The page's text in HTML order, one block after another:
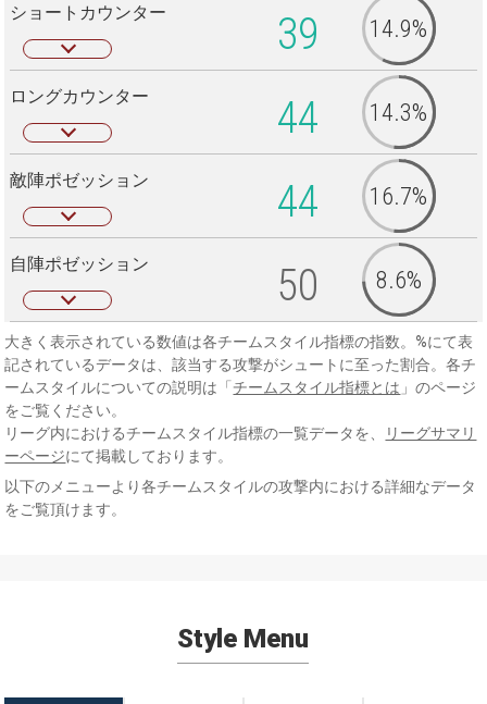
ショートカウンター 39 14.9%
ロングカウンター 44 14.3%
敵陣ポゼッション 44 16.7%
自陣ポゼッション 50 8.6%
大きく表示されている数値は各チームスタイル指標の指数。%にて表
記されているデータは、該当する攻撃がシュートに至った割合。各チ
ームスタイルについての説明は「 チームスタイル指標とは 」のページ
をご覧ください。
リーグ内におけるチームスタイル指標の一覧データを、
リーグサマリ
ーページにて掲載しております。
以下のメニューより各チームスタイルの攻撃内における詳細なデータ
をご覧頂けます。
Style Menu